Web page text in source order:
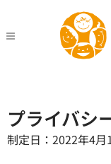
プライバシ
制定日：2022年4月